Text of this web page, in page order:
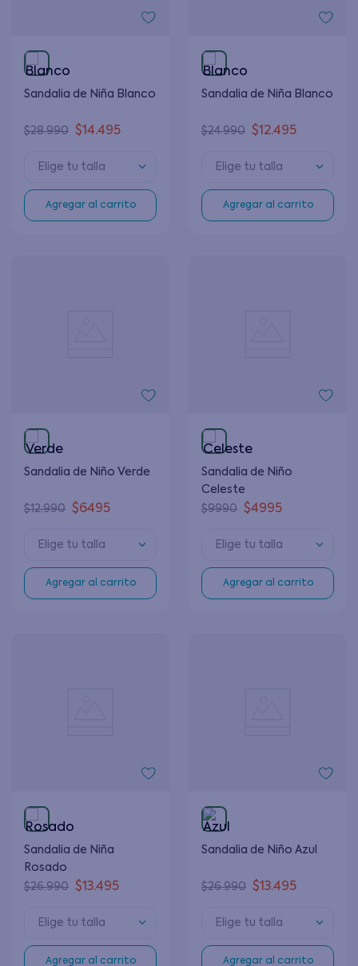
Sandalia de Niña Blanco
$28.990 $14.495
Elige tu talla
Agregar al carrito
Sandalia de Niña Blanco
$24.990 $12.495
Elige tu talla
Agregar al carrito
Sandalia de Niño Verde
$12.990 $6495
Elige tu talla
Agregar al carrito
Sandalia de Niño
Celeste
$9990 $4995
Elige tu talla
Agregar al carrito
Sandalia de Niña
Rosado
$26.990 $13.495
Elige tu talla
Agregar al carrito
Sandalia de Niño Azul
$26.990 $13.495
Elige tu talla
Agregar al carrito